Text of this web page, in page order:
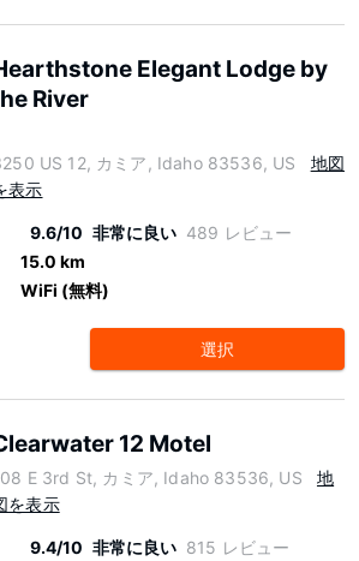
Elegant Lodge by
River
US 12, カミア, Idaho 83536, US
地図
表示
9.6/10 非常に良い 489 レビュー
15.0 km
WiFi (無料)
選択
12 Motel
E 3rd St, カミア, Idaho 83536, US
地
を表示
9.4/10 非常に良い 815 レビュー